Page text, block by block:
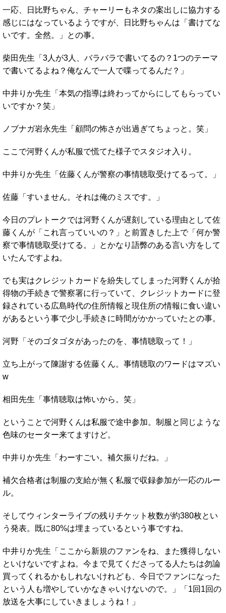
一応、日比野ちゃん、チャーリーもネタの案出しに協力する
感じにはなっているようですが、日比野ちゃんは「書けてな
いです。全然。」との事。
柴田先生「3人が3人、バラバラで書いてるの？1つのテーマ
で書いてるよね？俺なんで一人で喋ってるんだ？」
中井りか先生「本気の指導は終わってからにしてもらってい
いですか？笑」
ノブナガ岩永先生「顧問の怖さが出過ぎてちょっと。笑」
ここで河野くんが私服で慌てた様子でスタジオ入り。
中井りか先生「佐藤くんが警察の事情聴取受けてるって。」
佐藤「すいません。それは俺のミスです。」
今日のプレトークでは河野くんが遅刻している理由として佐
藤くんが「これ言っていいの？」と前置きした上で「何か警
察で事情聴取受けてる。」とかなり語弊のある言い方をして
いたんですよね。
でも実はクレジットカードを紛失してしまった河野くんが拾
得物の手続きで警察署に行っていて、クレジットカードに登
録されている広島時代の住所情報と現住所の情報に食い違い
があるという事で少し手続きに時間がかかっていたとの事。
河野「そのゴタゴタがあったのを、事情聴取って！」
立ち上がって陳謝する佐藤くん。事情聴取のワードはマズい
w
相田先生「事情聴取は怖いから。笑」
ということで河野くんは私服で途中参加。制服と同じような
色味のセーター来てますけど。
中井りか先生「わーすごい。補欠振りだね。」
補欠合格者は制服の支給が無く私服で収録参加が一応のルー
ル。
そしてウィンターライブの残りチケット枚数が約380枚とい
う発表。既に80%は埋まっているという事ですね。
中井りか先生「ここから新規のファンをね、また獲得しない
といけないですよね。今まで見てくださってる人たちは勿論
買ってくれるかもしれないけれども、今日でファンになった
という人も増やしていかなきゃいけないので。」「1回1回の
放送を大事にしていきましょうね！」